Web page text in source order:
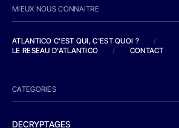
MIEUX NOUS CONNAITRE
ATLANTICO C'EST QUI, C'EST QUOI ?
/
LE RESEAU D'ATLANTICO
/ CONTACT
CATEGORIES
DECRYPTAGES